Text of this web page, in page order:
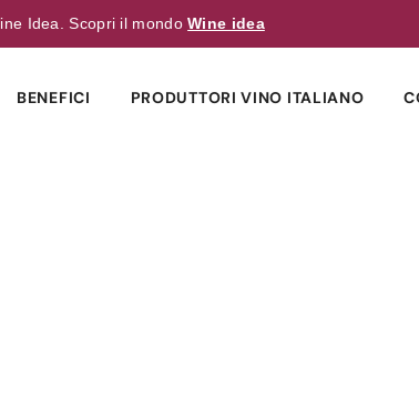
Idea. Scopri il mondoWine idea
BENEFICI PRODUTTORI VINO ITALIANO